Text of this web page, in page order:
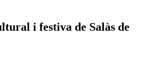
i festiva de Salàs de